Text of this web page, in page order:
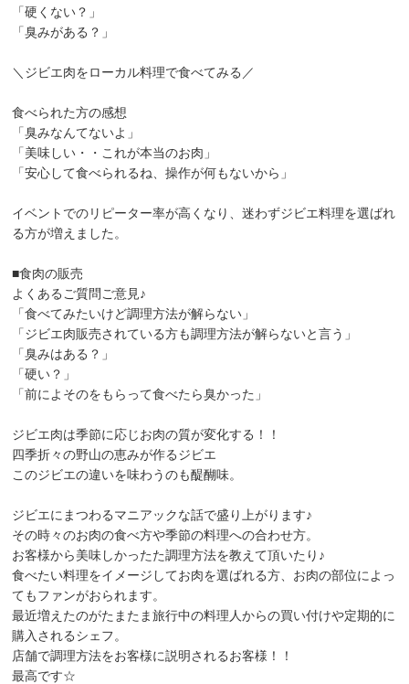
「硬くない？」
「臭みがある？」
＼ジビエ肉をローカル料理で食べてみる／
食べられた方の感想
「臭みなんてないよ」
「美味しい・・これが本当のお肉」
「安心して食べられるね、操作が何もないから」
イベントでのリピーター率が高くなり、迷わずジビエ料理を選ばれ
る方が増えました。
■食肉の販売
よくあるご質問ご意見♪
「食べてみたいけど調理方法が解らない」
「ジビエ肉販売されている方も調理方法が解らないと言う」
「臭みはある？」
「硬い？」
「前によそのをもらって食べたら臭かった」
ジビエ肉は季節に応じお肉の質が変化する！！
四季折々の野山の恵みが作るジビエ
このジビエの違いを味わうのも醍醐味。
ジビエにまつわるマニアックな話で盛り上がります♪
その時々のお肉の食べ方や季節の料理への合わせ方。
お客様から美味しかったた調理方法を教えて頂いたり♪
食べたい料理をイメージしてお肉を選ばれる方、お肉の部位によっ
てもファンがおられます。
最近増えたのがたまたま旅行中の料理人からの買い付けや定期的に
購入されるシェフ。
店舗で調理方法をお客様に説明されるお客様！！
最高です☆